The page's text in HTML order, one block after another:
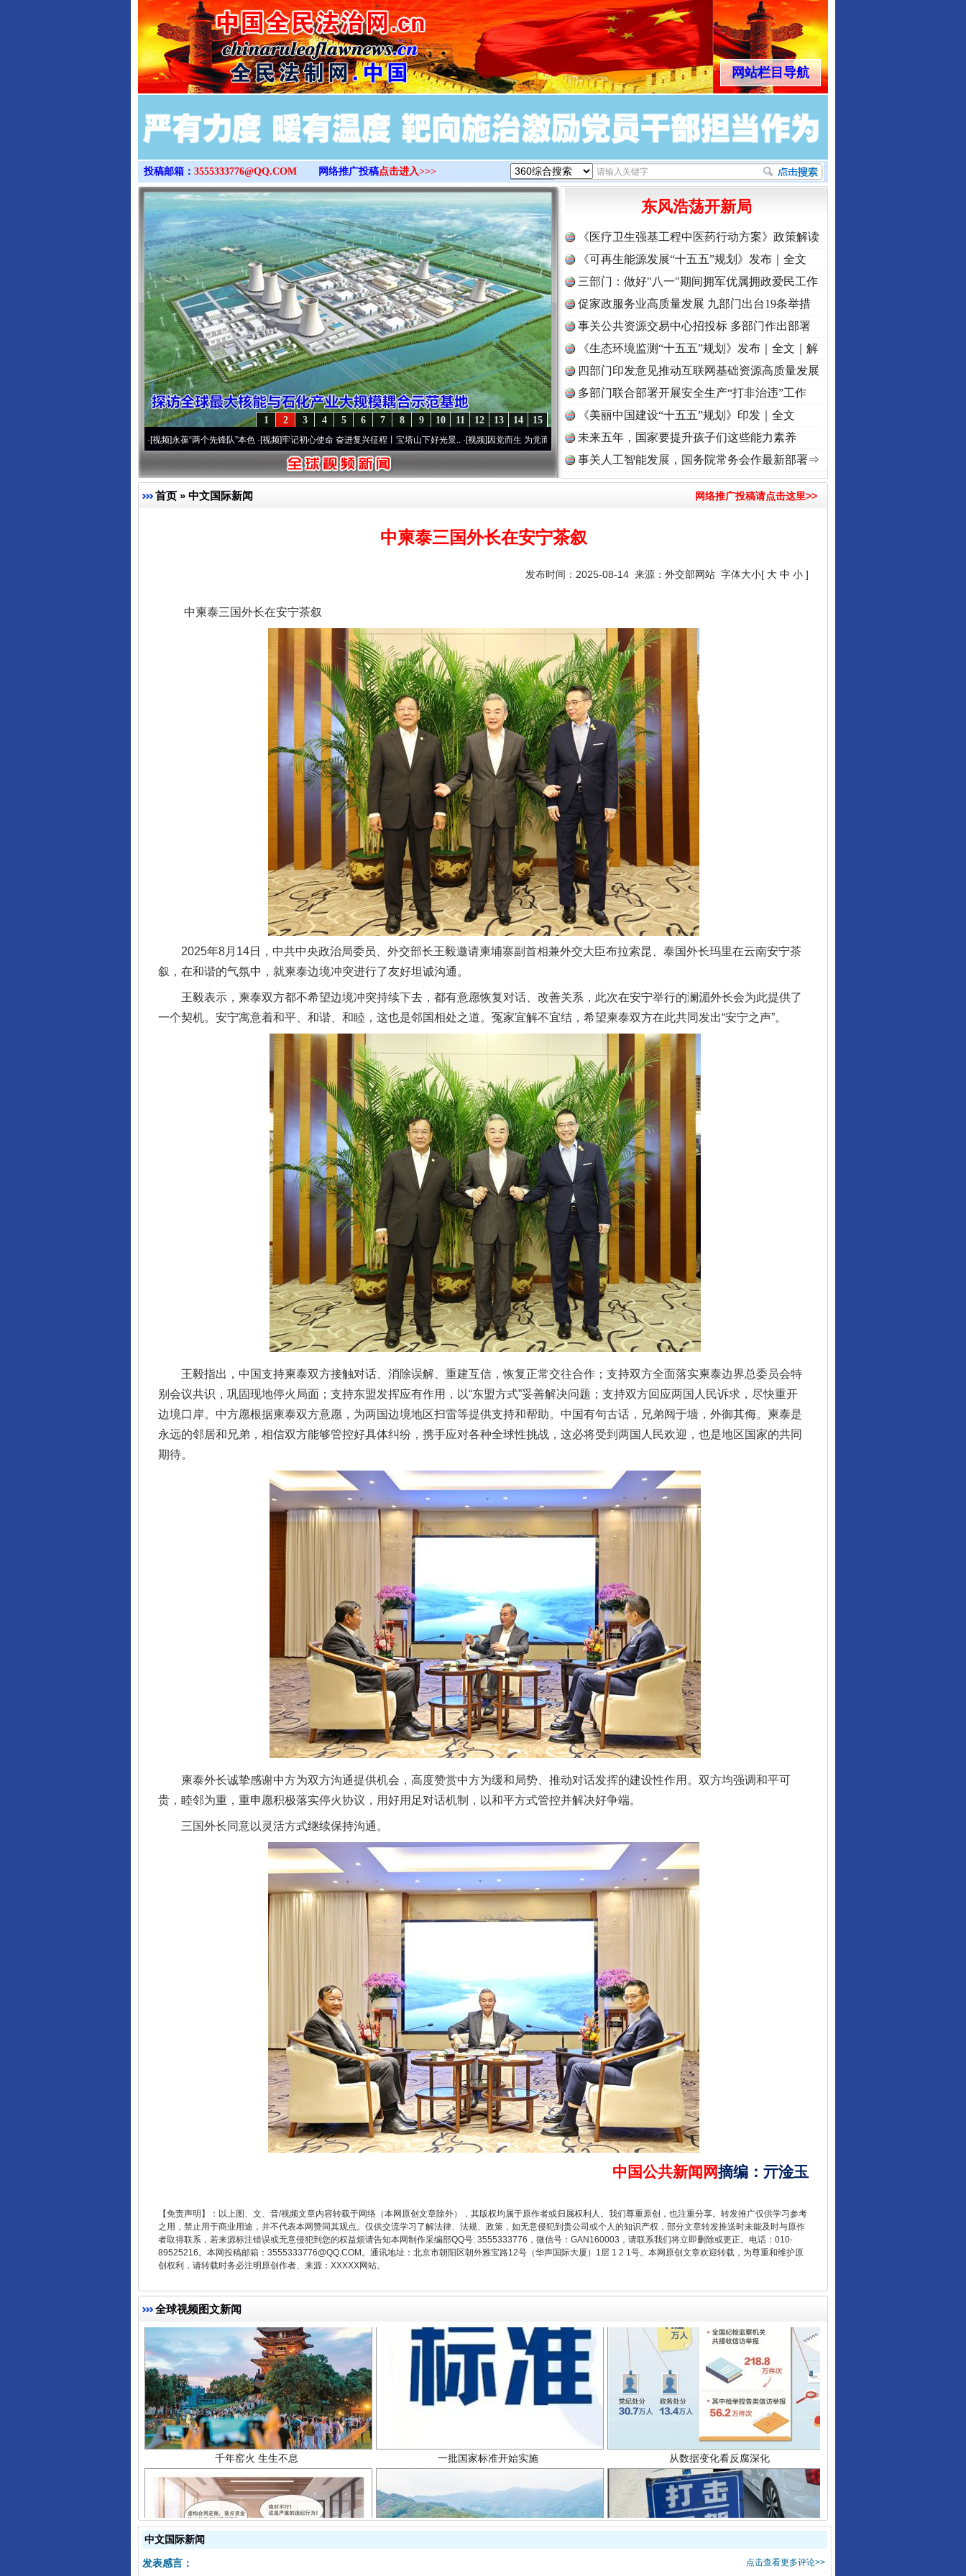
>
网站栏目导航
投稿邮箱： 3555333776@QQ.COM 网络推广投稿点击进入>>>
15
14
13
12
11
10
9
8
7
6
5
4
3
2
1
永葆“两个先锋队”本色·[视频]牢记初心使命 奋进复兴征程丨宝塔山下好光景..·[视频]因党而生 为党而战——百年“纪”事⑧加强纪律..·[视频]牢记初心使命 奋进复兴征程丨“转折之城”激荡..
东风浩荡开新局
《医疗卫生强基工程中医药行动方案》政策解读
《可再生能源发展“十五五”规划》发布｜全文
三部门：做好"八一"期间拥军优属拥政爱民工作
促家政服务业高质量发展 九部门出台19条举措
事关公共资源交易中心招投标 多部门作出部署
《生态环境监测“十五五”规划》发布｜全文｜解
读
四部门印发意见推动互联网基础资源高质量发展
多部门联合部署开展安全生产“打非治违”工作
《美丽中国建设“十五五”规划》印发｜全文
未来五年，国家要提升孩子们这些能力素养
事关人工智能发展，国务院常务会作最新部署⇒
首页 » 中文国际新闻 网络推广投稿请点击这里>>
中柬泰三国外长在安宁茶叙
发布时间：2025-08-14 来源： 外交部网站 字体大小[ 大 中 小 ]
中柬泰三国外长在安宁茶叙
2025年8月14日，中共中央政治局委员、外交部长王毅邀请柬埔寨副首相兼外交大臣布拉索昆、泰国外长玛里在云南安宁茶
叙，在和谐的气氛中，就柬泰边境冲突进行了友好坦诚沟通。
王毅表示，柬泰双方都不希望边境冲突持续下去，都有意愿恢复对话、改善关系，此次在安宁举行的澜湄外长会为此提供了
一个契机。安宁寓意着和平、和谐、和睦，这也是邻国相处之道。冤家宜解不宜结，希望柬泰双方在此共同发出“安宁之声”。
王毅指出，中国支持柬泰双方接触对话、消除误解、重建互信，恢复正常交往合作；支持双方全面落实柬泰边界总委员会特
别会议共识，巩固现地停火局面；支持东盟发挥应有作用，以“东盟方式”妥善解决问题；支持双方回应两国人民诉求，尽快重开
边境口岸。中方愿根据柬泰双方意愿，为两国边境地区扫雷等提供支持和帮助。中国有句古话，兄弟阋于墙，外御其侮。柬泰是
永远的邻居和兄弟，相信双方能够管控好具体纠纷，携手应对各种全球性挑战，这必将受到两国人民欢迎，也是地区国家的共同
期待。
柬泰外长诚挚感谢中方为双方沟通提供机会，高度赞赏中方为缓和局势、推动对话发挥的建设性作用。双方均强调和平可
贵，睦邻为重，重申愿积极落实停火协议，用好用足对话机制，以和平方式管控并解决好争端。
三国外长同意以灵活方式继续保持沟通。
中国公共新闻网摘编 ： 亓淦玉
【免责声明】：以上图、文、音/视频文章内容转载于网络（本网原创文章除外），其版权均属于原作者或归属权利人。我们尊重原创，也注重分享。转发推广仅供学习参考
之用，禁止用于商业用途，并不代表本网赞同其观点。仅供交流学习了解法律、法规、政策，如无意侵犯到贵公司或个人的知识产权，部分文章转发推送时未能及时与原作
者取得联系，若来源标注错误或无意侵犯到您的权益烦请告知本网制作采编部QQ号: 3555333776，微信号：GAN160003，请联系我们将立即删除或更正。电话：010-
89525216。本网投稿邮箱：3555333776@QQ.COM。通讯地址：北京市朝阳区朝外雅宝路12号（华声国际大厦）1层 1 2 1号。本网原创文章欢迎转载，为尊重和维护原
创权利，请转载时务必注明原创作者、来源：XXXXX网站。
全球视频图文新闻
一纸欠条伤亲情 巡回调解促和解..
让核能赋能千行百业
千年窑火 生生不息 一批国家标准开始实施 从数据变化看反腐深化
揭开“小金库”的免责幌子
中文国际新闻
点击查看更多评论>>
发表感言：